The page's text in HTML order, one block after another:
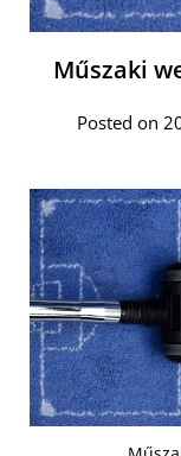
Műszaki
Posted on